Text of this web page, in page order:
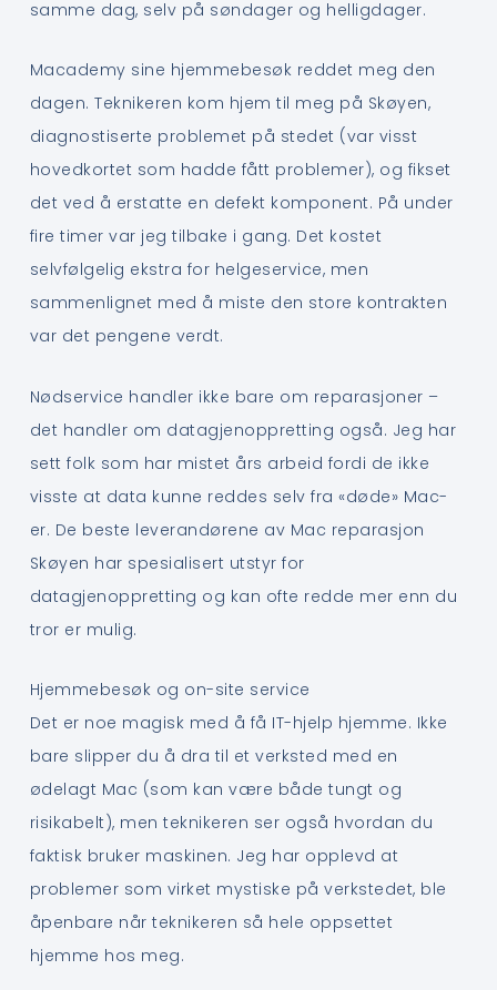
samme dag, selv på søndager og helligdager.
Macademy sine hjemmebesøk reddet meg den
dagen. Teknikeren kom hjem til meg på Skøyen,
diagnostiserte problemet på stedet (var visst
hovedkortet som hadde fått problemer), og fikset
det ved å erstatte en defekt komponent. På under
fire timer var jeg tilbake i gang. Det kostet
selvfølgelig ekstra for helgeservice, men
sammenlignet med å miste den store kontrakten
var det pengene verdt.
Nødservice handler ikke bare om reparasjoner –
det handler om datagjenoppretting også. Jeg har
sett folk som har mistet års arbeid fordi de ikke
visste at data kunne reddes selv fra «døde» Mac-
er. De beste leverandørene av Mac reparasjon
Skøyen har spesialisert utstyr for
datagjenoppretting og kan ofte redde mer enn du
tror er mulig.
Hjemmebesøk og on-site service
Det er noe magisk med å få IT-hjelp hjemme. Ikke
bare slipper du å dra til et verksted med en
ødelagt Mac (som kan være både tungt og
risikabelt), men teknikeren ser også hvordan du
faktisk bruker maskinen. Jeg har opplevd at
problemer som virket mystiske på verkstedet, ble
åpenbare når teknikeren så hele oppsettet
hjemme hos meg.